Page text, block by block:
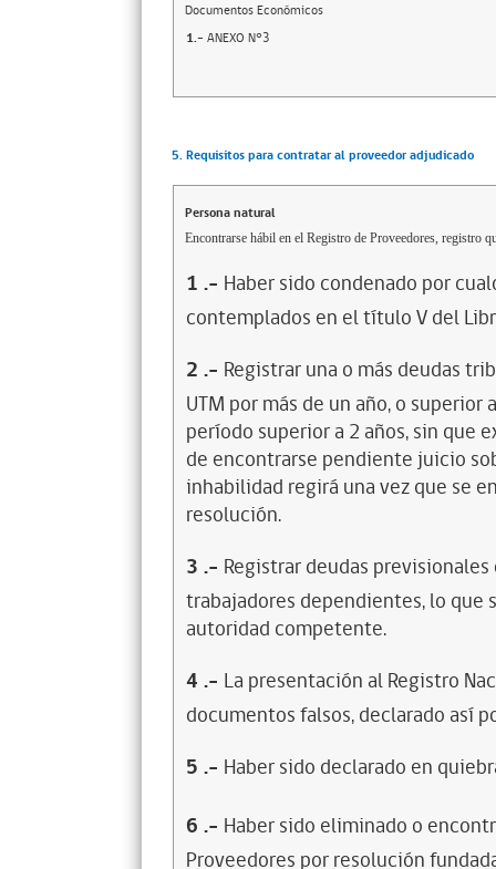
Documentos Económicos
1.- ANEXO N°3
5. Requisitos para contratar al proveedor adjudicado
Persona natural
Encontrarse hábil en el Registro de Proveedores, registro
1 .- Haber sido condenado por
contemplados en el título V del
2 .- Registrar una o más deudas
UTM por más de un año, o
período superior a 2 años, sin que
de encontrarse pendiente juicio
inhabilidad regirá una vez que se
resolución.
3 .- Registrar deudas
trabajadores dependientes, lo
autoridad competente.
4 .- La presentación al Registro
documentos falsos, declarado así
5 .- Haber sido declarado en
6 .- Haber sido eliminado o
Proveedores por resolución